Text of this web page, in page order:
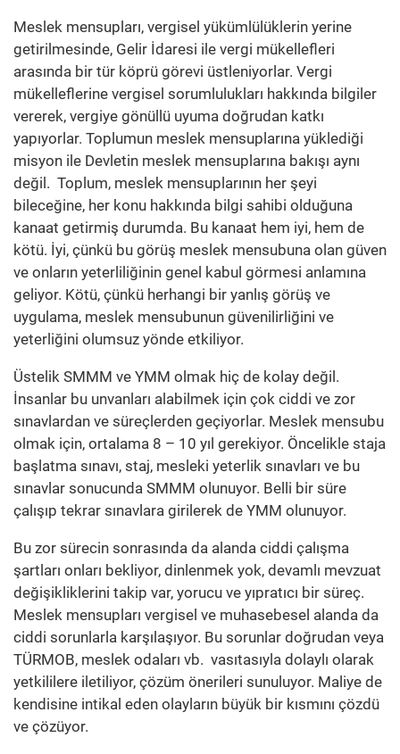
Meslek mensupları, vergisel yükümlülüklerin yerine
getirilmesinde, Gelir İdaresi ile vergi mükellefleri
arasında bir tür köprü görevi üstleniyorlar. Vergi
mükelleflerine vergisel sorumlulukları hakkında bilgiler
vererek, vergiye gönüllü uyuma doğrudan katkı
yapıyorlar. Toplumun meslek mensuplarına yüklediği
misyon ile Devletin meslek mensuplarına bakışı aynı
değil. Toplum, meslek mensuplarının her şeyi
bileceğine, her konu hakkında bilgi sahibi olduğuna
kanaat getirmiş durumda. Bu kanaat hem iyi, hem de
kötü. İyi, çünkü bu görüş meslek mensubuna olan güven
ve onların yeterliliğinin genel kabul görmesi anlamına
geliyor. Kötü, çünkü herhangi bir yanlış görüş ve
uygulama, meslek mensubunun güvenilirliğini ve
yeterliğini olumsuz yönde etkiliyor.
Üstelik SMMM ve YMM olmak hiç de kolay değil.
İnsanlar bu unvanları alabilmek için çok ciddi ve zor
sınavlardan ve süreçlerden geçiyorlar. Meslek mensubu
olmak için, ortalama 8 – 10 yıl gerekiyor. Öncelikle staja
başlatma sınavı, staj, mesleki yeterlik sınavları ve bu
sınavlar sonucunda SMMM olunuyor. Belli bir süre
çalışıp tekrar sınavlara girilerek de YMM olunuyor.
Bu zor sürecin sonrasında da alanda ciddi çalışma
şartları onları bekliyor, dinlenmek yok, devamlı mevzuat
değişikliklerini takip var, yorucu ve yıpratıcı bir süreç.
Meslek mensupları vergisel ve muhasebesel alanda da
ciddi sorunlarla karşılaşıyor. Bu sorunlar doğrudan veya
TÜRMOB, meslek odaları vb. vasıtasıyla dolaylı olarak
yetkililere iletiliyor, çözüm önerileri sunuluyor. Maliye de
kendisine intikal eden olayların büyük bir kısmını çözdü
ve çözüyor.